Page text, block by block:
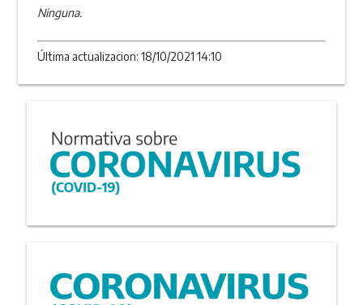
Ninguna.
Última actualizacion: 18/10/2021 14:10